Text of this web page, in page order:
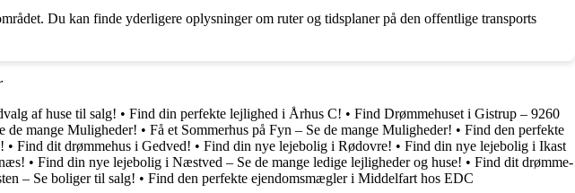
Du kan finde yderligere oplysninger om ruter og tidsplaner på den offentlige transports
af huse til salg! • Find din perfekte lejlighed i Århus C! • Find Drømmehuset i Gistrup – 9260
de mange Muligheder! • Få et Sommerhus på Fyn – Se de mange Muligheder! • Find den perfekte
• Find dit drømmehus i Gedved! • Find din nye lejebolig i Rødovre! • Find din nye lejebolig i Ikast
• Find din nye lejebolig i Næstved – Se de mange ledige lejligheder og huse! • Find dit drømme-
– Se boliger til salg! • Find den perfekte ejendomsmægler i Middelfart hos EDC